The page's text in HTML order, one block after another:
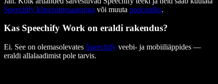
Speechify kõnesüntesaatoriga või muuta podcastiks.
Kas Speechify Work on eraldi rakendus?
Ei. See on olemasolevates Speechify veebi- ja mobiiliäppides —
eraldi allalaadimist pole tarvis.